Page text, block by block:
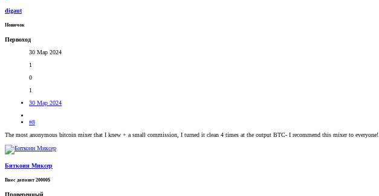
digaut
Новичок
Первоход
30 Мар 2024
1
0
1
30 Мар 2024
#8
The most anonymous bitcoin mixer that I knew + a small commission, I turned it clean 4 times at the output BTC- I recommend this mixer to everyone!
Биткоин Миксер
Внес депозит 20000$
Проверенный